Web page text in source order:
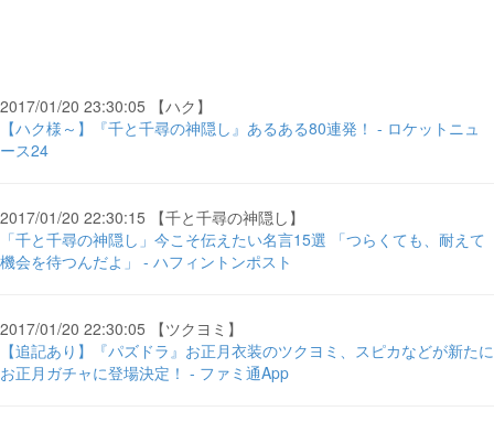
2017/01/20 23:30:05 【ハク】
【ハク様～】『千と千尋の神隠し』あるある80連発！ - ロケットニュ
ース24
2017/01/20 22:30:15 【千と千尋の神隠し】
「千と千尋の神隠し」今こそ伝えたい名言15選 「つらくても、耐えて
機会を待つんだよ」 - ハフィントンポスト
2017/01/20 22:30:05 【ツクヨミ】
【追記あり】『パズドラ』お正月衣装のツクヨミ、スピカなどが新たに
お正月ガチャに登場決定！ - ファミ通App